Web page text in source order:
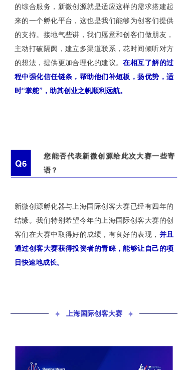
的综合服务，新微创源就是适应这样的需求搭建起
来的一个孵化平台，这也是我们能够为创客们提供
的支持。接地气些讲，我们愿意和创客们做朋友，
主动打破隔阂，建立多渠道联系，花时间倾听对方
的想法，提供更加合理化的建议。在相互了解的过
程中强化信任链条，帮助他们补短板，扬优势，适
时“掌舵”，助其创业之帆顺利远航。
Q6
您能否代表新微创源给此次大赛一些寄
语？
新微创源孵化器与上海国际创客大赛已经有四年的
结缘。我们特别希望今年的上海国际创客大赛的创
客们在大赛中取得好的成绩，有良好的表现， 并且
通过创客大赛获得投资者的青睐，能够让自己的项
目快速地成长。
✦ 上海国际创客大赛 ✦